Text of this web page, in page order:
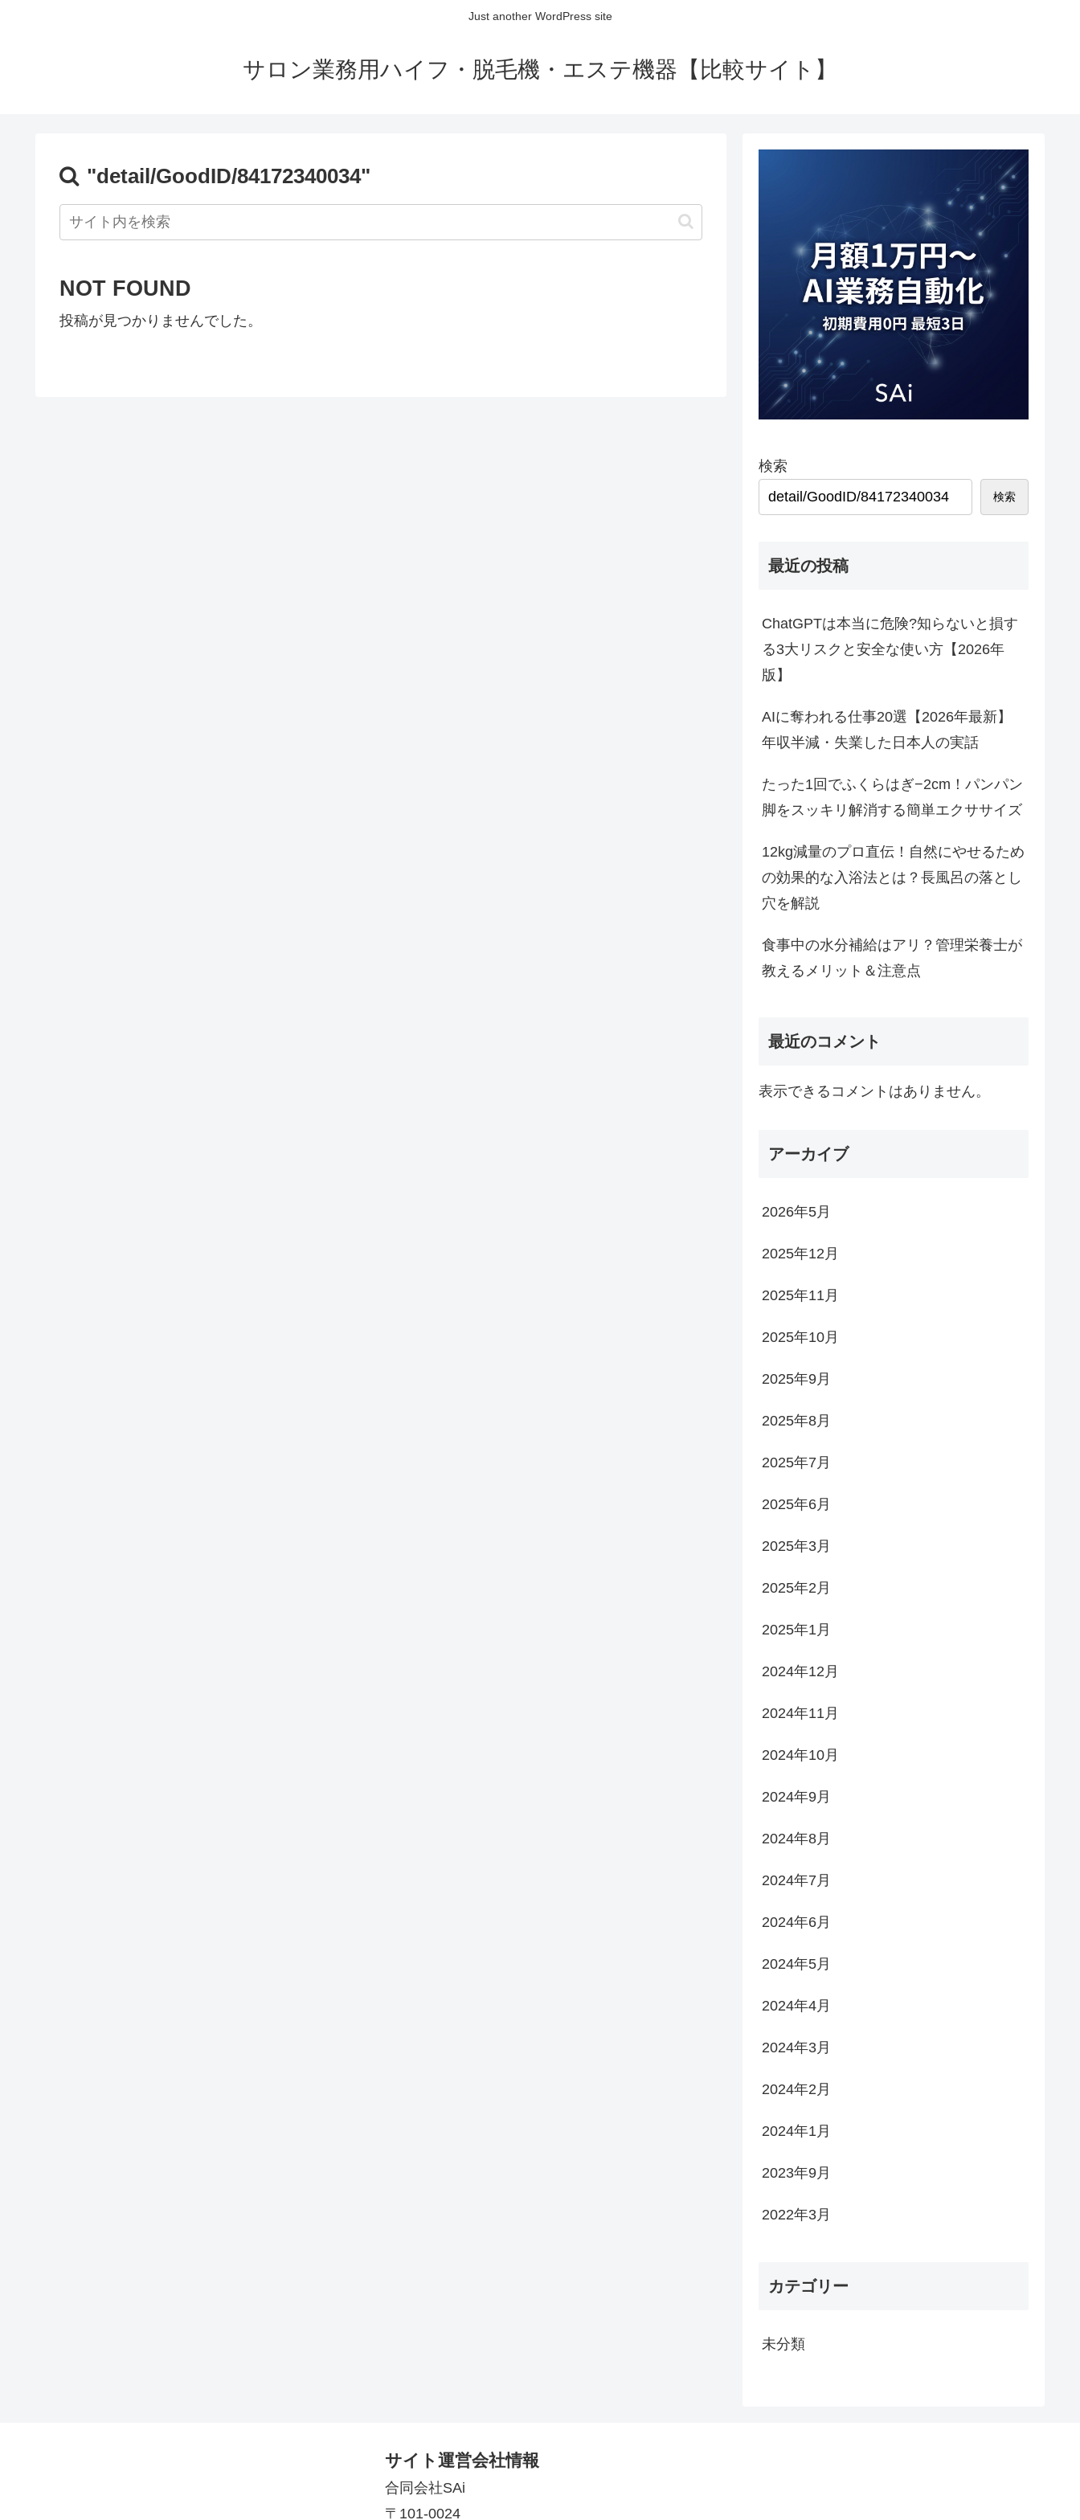
Just another WordPress site
サロン業務用ハイフ・脱毛機・エステ機器【比較サイト】
"detail/GoodID/84172340034"
NOT FOUND
投稿が見つかりませんでした。
検索
検索
最近の投稿
ChatGPTは本当に危険?知らないと損す
る3大リスクと安全な使い方【2026年
版】
AIに奪われる仕事20選【2026年最新】
年収半減・失業した日本人の実話
たった1回でふくらはぎ−2cm！パンパン
脚をスッキリ解消する簡単エクササイズ
12kg減量のプロ直伝！自然にやせるため
の効果的な入浴法とは？長風呂の落とし
穴を解説
食事中の水分補給はアリ？管理栄養士が
教えるメリット＆注意点
最近のコメント
表示できるコメントはありません。
アーカイブ
2026年5月
2025年12月
2025年11月
2025年10月
2025年9月
2025年8月
2025年7月
2025年6月
2025年3月
2025年2月
2025年1月
2024年12月
2024年11月
2024年10月
2024年9月
2024年8月
2024年7月
2024年6月
2024年5月
2024年4月
2024年3月
2024年2月
2024年1月
2023年9月
2022年3月
カテゴリー
未分類
サイト運営会社情報
合同会社SAi
〒101-0024